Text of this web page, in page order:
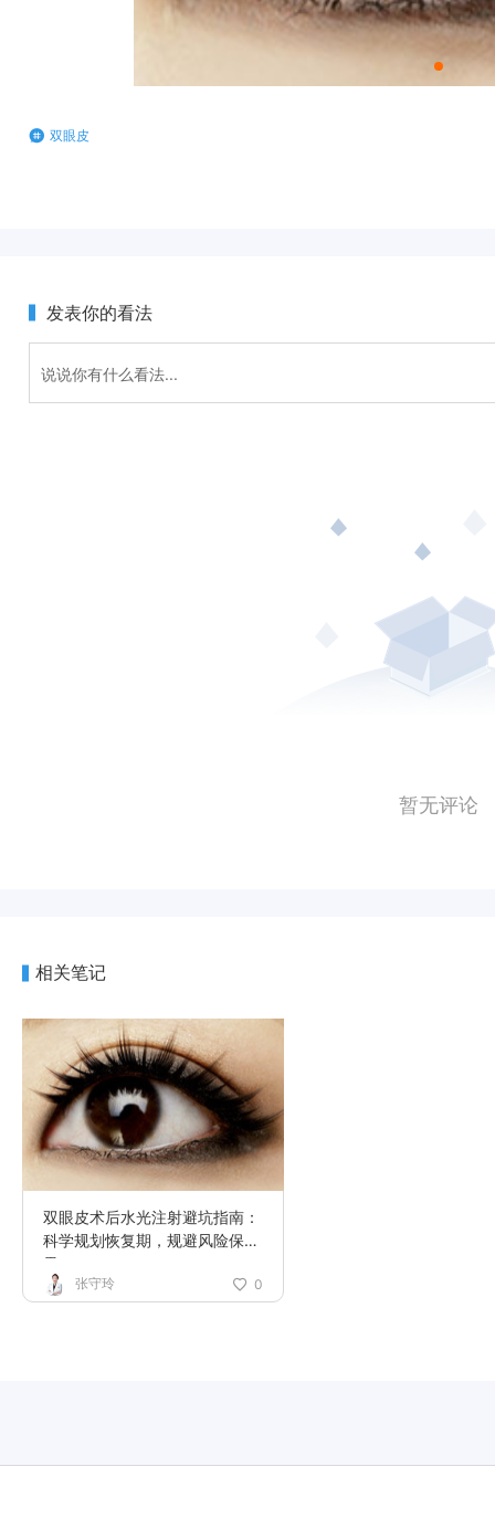
双眼皮
发表你的看法
暂无评论
相关笔记
双眼皮术后水光注射避坑指南：
科学规划恢复期，规避风险保效
果
张守玲 0